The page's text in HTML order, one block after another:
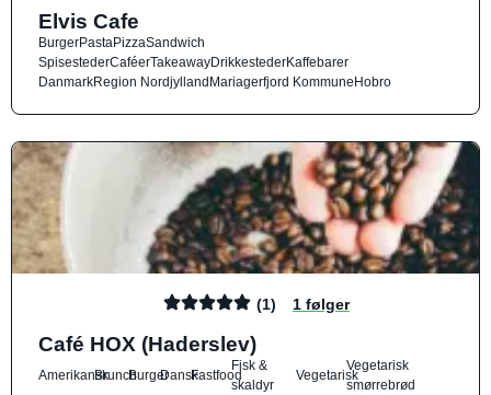
Elvis Cafe
BurgerPastaPizzaSandwich
SpisestederCaféerTakeawayDrikkestederKaffebarer
DanmarkRegion NordjyllandMariagerfjord KommuneHobro
(1) 1 følger
Café HOX (Haderslev)
AmerikanskBrunchBurgerDanskFastfood
Fisk &
skaldyr
Vegetarisk
Vegetarisk
smørrebrød